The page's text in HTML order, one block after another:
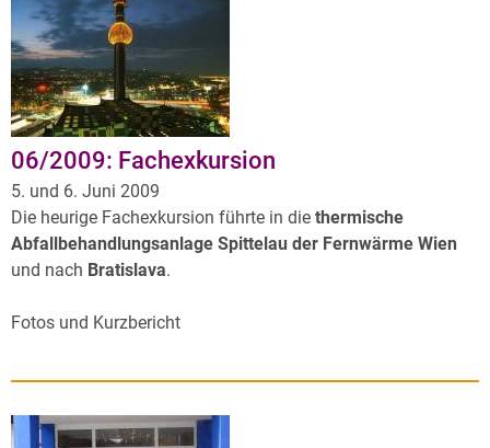
06/2009: Fachexkursion
5. und 6. Juni 2009
Die heurige Fachexkursion führte in die thermische
Abfallbehandlungsanlage Spittelau der Fernwärme Wien
und nach Bratislava.
Fotos und Kurzbericht